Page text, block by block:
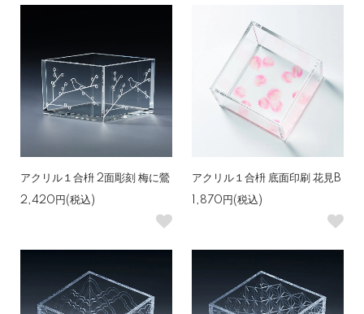
アクリル１合枡 2面彫刻 梅に鶯
2,420円(税込)
アクリル１合枡 底面印刷 花見B
1,870円(税込)